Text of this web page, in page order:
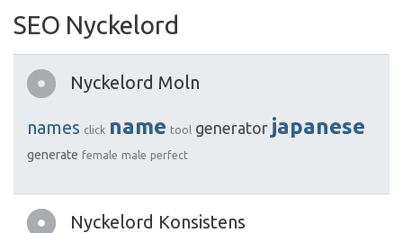
SEO Nyckelord
Nyckelord Moln
names click name tool generator japanese
generate female male perfect
Nyckelord Konsistens